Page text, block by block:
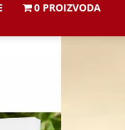
0 PROIZVODA